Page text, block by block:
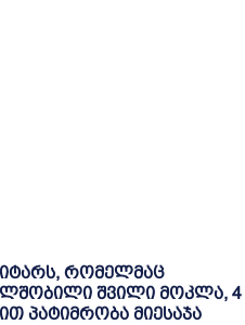
რომელმაც
შვილი მოკლა, 4
პატიმრობა მიესაჯა